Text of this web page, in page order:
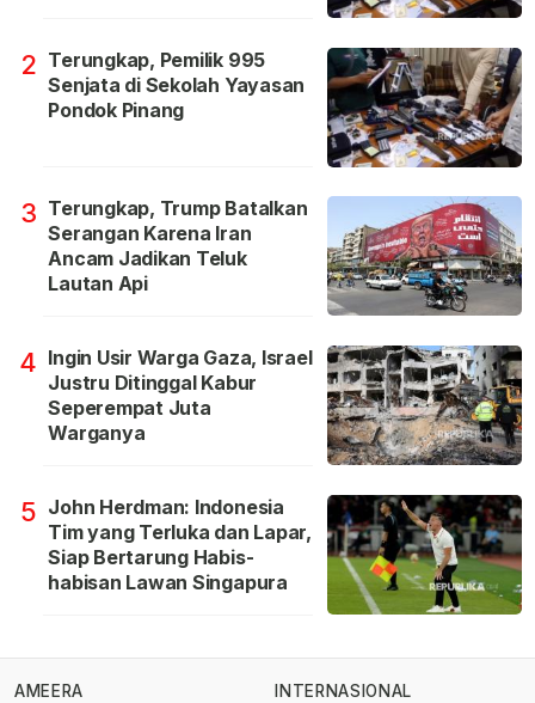
2 Terungkap, Pemilik 995
Senjata di Sekolah Yayasan
Pondok Pinang
3 Terungkap, Trump Batalkan
Serangan Karena Iran
Ancam Jadikan Teluk
Lautan Api
4 Ingin Usir Warga Gaza, Israel
Justru Ditinggal Kabur
Seperempat Juta
Warganya
5 John Herdman: Indonesia
Tim yang Terluka dan Lapar,
Siap Bertarung Habis-
habisan Lawan Singapura
AMEERA
INTERNASIONAL